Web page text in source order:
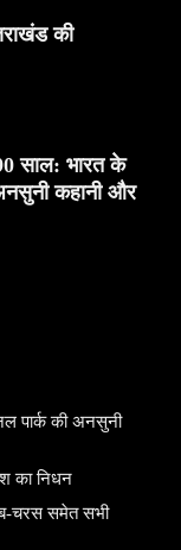
की
साल: भारत के
कहानी और
पार्क की अनसुनी
का निधन
चरस समेत सभी